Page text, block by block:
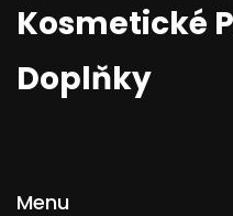
Kosmetické
Doplňky
Menu